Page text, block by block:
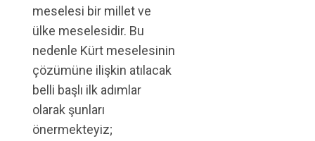
meselesi bir millet ve
ülke meselesidir. Bu
nedenle Kürt meselesinin
çözümüne ilişkin atılacak
belli başlı ilk adımlar
olarak şunları
önermekteyiz;